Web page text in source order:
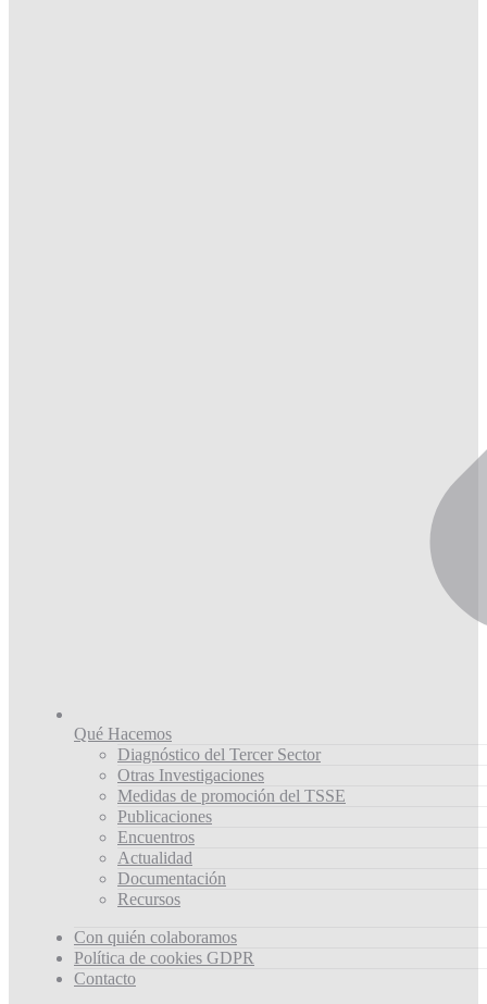
Qué Hacemos
Diagnóstico del Tercer Sector
Otras Investigaciones
Medidas de promoción del TSSE
Publicaciones
Encuentros
Actualidad
Documentación
Recursos
Con quién colaboramos
Política de cookies GDPR
Contacto